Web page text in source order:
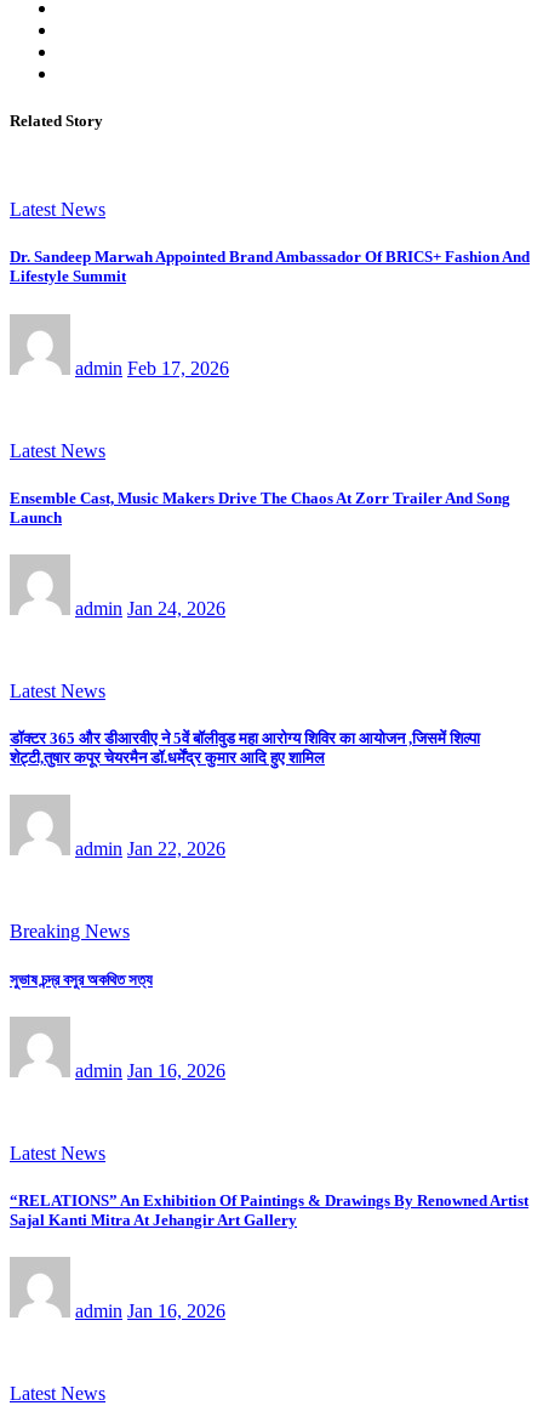
Related Story
Latest News
Dr. Sandeep Marwah Appointed Brand Ambassador Of BRICS+ Fashion And
Lifestyle Summit
admin Feb 17, 2026
Latest News
Ensemble Cast, Music Makers Drive The Chaos At Zorr Trailer And Song
Launch
admin Jan 24, 2026
Latest News
डॉक्टर 365 और डीआरवीए ने 5वें बॉलीवुड महा आरोग्य शिविर का आयोजन ,जिसमें शिल्पा
शेट्टी,तुषार कपूर चेयरमैन डॉ.धर्मेंद्र कुमार आदि हुए शामिल
admin Jan 22, 2026
Breaking News
সুভাষ চন্দ্র বসুর অকথিত সত্য
admin Jan 16, 2026
Latest News
“RELATIONS” An Exhibition Of Paintings & Drawings By Renowned Artist
Sajal Kanti Mitra At Jehangir Art Gallery
admin Jan 16, 2026
Latest News